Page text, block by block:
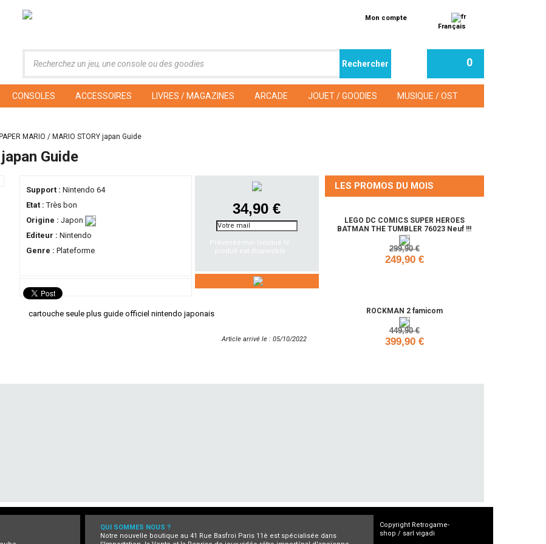
Mon compte
Français
0
CONSOLES ACCESSOIRES LIVRES / MAGAZINES ARCADE JOUET / GOODIES MUSIQUE / OST
PAPER MARIO / MARIO STORY japan Guide
Guide
Support : Nintendo 64
Etat :Très bon
Origine : Japon
Editeur : Nintendo
Genre : Plateforme
34,90 €
Prévenez-moi lorsque le
produit est disponible
cartouche seule plus guide officiel nintendo japonais
Article arrivé le : 05/10/2022
LES PROMOS DU MOIS
LEGO DC COMICS SUPER HEROES
BATMAN THE TUMBLER 76023 Neuf !!!
299,90 €
249,90 €
ROCKMAN 2 famicom
449,90 €
399,90 €
QUI SOMMES NOUS ?
Notre nouvelle boutique au 41 Rue Basfroi Paris 11è est spécialisée dans
Copyright Retrogame-
shop / sarl vigadi